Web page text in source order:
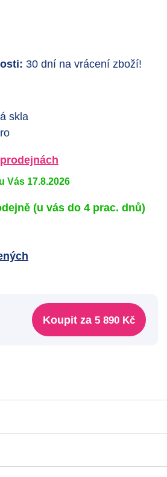
30 dní na vrácení zboží!
skla
Vás 17.8.2026
(u vás do 4 prac. dnů)
Koupit za 5 890 Kč